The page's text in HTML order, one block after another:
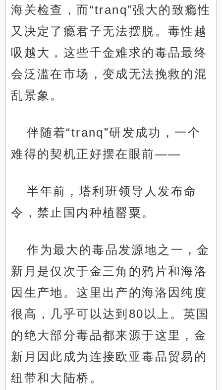
海关检查，而“tranq”强大的致瘾性
又决定了瘾君子无法摆脱。毒性越
吸越大，这些千金难求的毒品最终
会泛滥在市场，变成无法挽救的混
乱景象。
伴随着“tranq”研发成功，一个
难得的契机正好摆在眼前——
半年前，塔利班领导人发布命
令，禁止国内种植罂粟。
作为最大的毒品发源地之一，金
新月是仅次于金三角的鸦片和海洛
因生产地。这里出产的海洛因纯度
很高，几乎可以达到80以上。英国
的绝大部分毒品都来源于这里，金
新月因此成为连接欧亚毒品贸易的
纽带和大陆桥。